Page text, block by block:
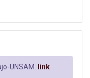
UNSAM. link